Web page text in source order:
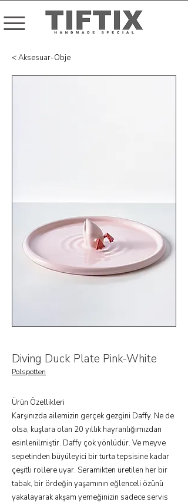
< Aksesuar-Obje
Diving Duck Plate Pink-White
Polspotten
Ürün Özellikleri
Karşınızda ailemizin gerçek gezgini Daffy. Ne de
olsa, kuşlara olan 20 yıllık hayranlığımızdan
esinlenilmiştir. Daffy çok yönlüdür. Ve meyve
sepetinden büyüleyici bir turta tepsisine kadar
çeşitli rollere uyar. Seramikten üretilen her bir
tabak, bir ördeğin yaşamının eğlenceli özünü
yakalayarak akşam yemeğinizin sadece servis